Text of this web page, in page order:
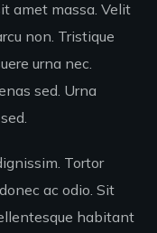
amet massa. Velit
non. Tristique
urna nec.
sed. Urna
Tortor
ac odio. Sit
habitant